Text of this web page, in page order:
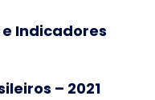
Indicadores
– 2021